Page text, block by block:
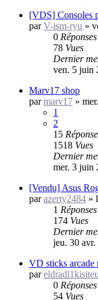
[VDS] Consoles
parV-ism-ryu »
0 Réponses
78 Vues
Dernier
ven. 5 juin
Marv17 shop
parmarv17 »
1
2
15
1518 Vues
Dernier
mer. 3 juin
[Vendu] Asus
parazerty2484 »
1 Réponses
174 Vues
Dernier
jeu. 30
VD sticks arcade
par
0 Réponses
54 Vues